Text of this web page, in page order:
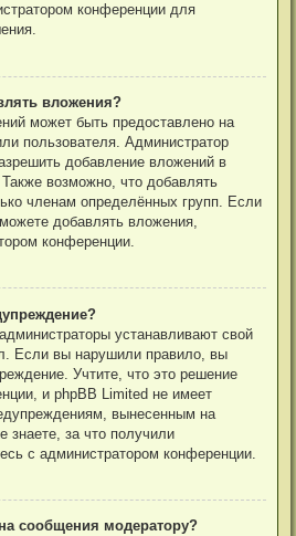
конференции для
вложения?
может быть предоставлено на
пользователя. Администратор
добавление вложений в
возможно, что добавлять
членам определённых групп. Если
добавлять вложения,
конференции.
устанавливают свой
Если вы нарушили правило, вы
Учтите, что это решение
и phpBB Limited не имеет
вынесенным на
знаете, за что получили
с администратором конференции.
сообщения модератору?